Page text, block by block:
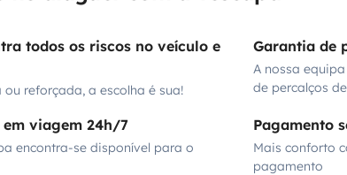
todos os riscos no veículo e
reforçada, a escolha é sua!
Garantia de
A nossa
de percalços
em viagem 24h/7
encontra-se disponível para o
Pagamento
Mais conforto
pagamento